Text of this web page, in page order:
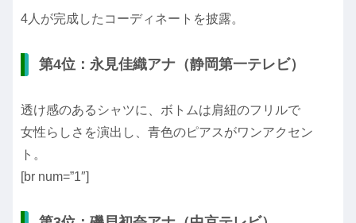
4人が完成したコーディネートを披露。
第4位：永見佳織アナ（静岡第一テレビ）
透け感のあるシャツに、ボトムは肩紐のフリルで
女性らしさを演出し、青色のピアスがワンアクセン
ト。
[br num=”1″]